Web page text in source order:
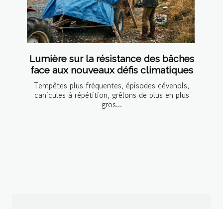
Lumière sur la résistance des bâches
face aux nouveaux défis climatiques
Tempêtes plus fréquentes, épisodes cévenols,
canicules à répétition, grêlons de plus en plus
gros...